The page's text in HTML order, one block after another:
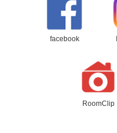
facebook
RoomClip